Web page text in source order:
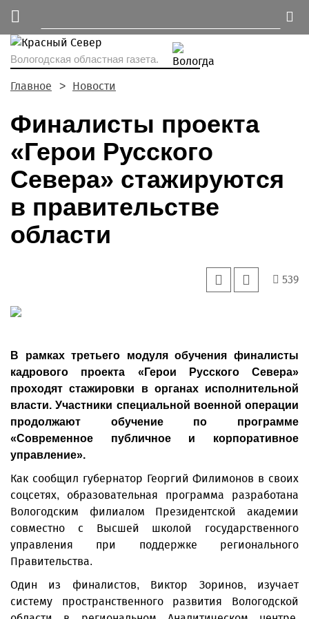
Вологодская областная газета.
Главное Новости
Финалисты проекта
«Герои Русского
Севера» стажируются
в правительстве
области
539
В рамках третьего модуля обучения финалисты
кадрового проекта «Герои Русского Севера»
проходят стажировки в органах исполнительной
власти. Участники специальной военной операции
продолжают обучение по программе
«Современное публичное и корпоративное
управление».
Как сообщил губернатор Георгий Филимонов в своих
соцсетях, образовательная программа разработана
Вологодским филиалом Президентской академии
совместно с Высшей школой государственного
управления при поддержке регионального
Правительства.
Один из финалистов, Виктор Зоринов, изучает
систему пространственного развития Вологодской